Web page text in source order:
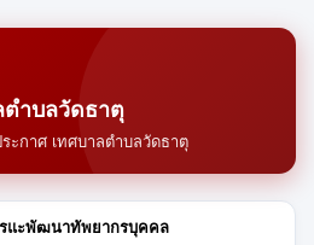
ตำบลวัดธาตุ
ะกาศ เทศบาลตำบลวัดธาตุ
แะพัฒนาทัพยากรบุคคล